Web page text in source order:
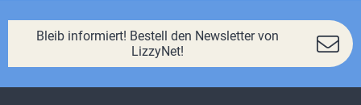
Bleib informiert! Bestell den Newsletter von
LizzyNet!